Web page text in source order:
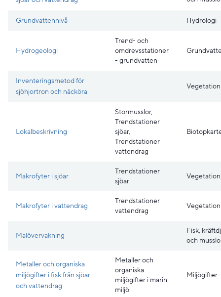
Grundvattennivå Hydrologi
Hydrogeologi
Trend- och
omdrevsstationer
- grundvatten
Inventeringsmetod för
sjöhjortron och näcköra
Vegetation
Lokalbeskrivning
Stormusslor,
Trendstationer
sjöar,
Trendstationer
vattendrag
Makrofyter i sjöar
Trendstationer
sjöar
Vegetation
Makrofyter i vattendrag
Trendstationer
vattendrag
Vegetation
Malövervakning
Fisk,
och
Metaller och organiska
miljögifter i fisk från sjöar
och vattendrag
Metaller och
organiska
miljögifter i marin
miljö
Miljögifter